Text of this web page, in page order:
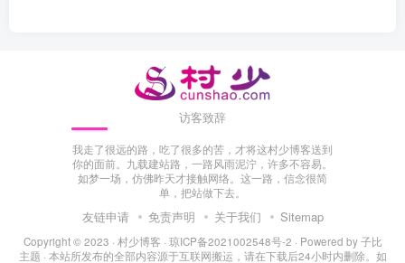
访客致辞
我走了很远的路，吃了很多的苦，才将这村少博客送到
你的面前。九载建站路，一路风雨泥泞，许多不容易。
如梦一场，仿佛昨天才接触网络。这一路，信念很简
单，把站做下去。
友链申请 免责声明 关于我们 Sitemap
Copyright © 2023 · 村少博客 · 琼ICP备2021002548号-2 · Powered by子比
主题 · 本站所发布的全部内容源于互联网搬运，请在下载后24小时内删除。如